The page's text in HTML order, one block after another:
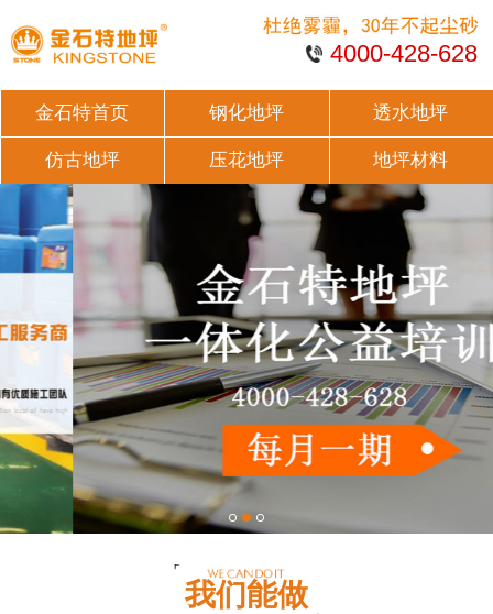
4000-428-628
金石特首页 钢化地坪 透水地坪
仿古地坪 压花地坪 地坪材料
我们能做